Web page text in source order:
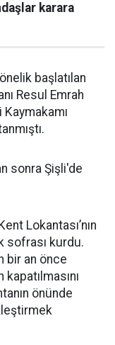
karara
başlatılan
Resul Emrah
sonra Şişli'de
Lokantası’nın
sofrası kurdu.
bir an önce
kapatılmasını
önünde